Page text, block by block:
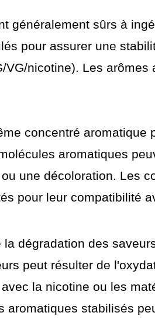
généralement sûrs à
pour assurer une
VG/nicotine). Les
concentré
aromatiques
une décoloration. Les
pour leur compatibilité
dégradation des
peut résulter de
la nicotine ou les
aromatiques stabilisés